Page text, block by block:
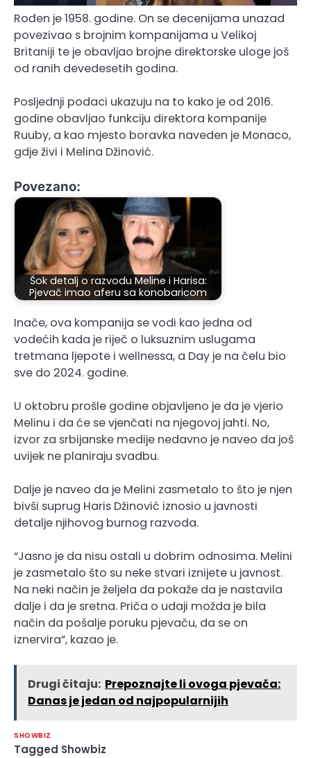
Rođen je 1958. godine. On se decenijama unazad
povezivao s brojnim kompanijama u Velikoj
Britaniji te je obavljao brojne direktorske uloge još
od ranih devedesetih godina.
Posljednji podaci ukazuju na to kako je od 2016.
godine obavljao funkciju direktora kompanije
Ruuby, a kao mjesto boravka naveden je Monaco,
gdje živi i Melina Džinović.
Povezano:
Šok detalj o razvodu Meline i Harisa:
Pjevač imao aferu sa konobaricom
Inače, ova kompanija se vodi kao jedna od
vodećih kada je riječ o luksuznim uslugama
tretmana ljepote i wellnessa, a Day je na čelu bio
sve do 2024. godine.
U oktobru prošle godine objavljeno je da je vjerio
Melinu i da će se vjenčati na njegovoj jahti. No,
izvor za srbijanske medije nedavno je naveo da još
uvijek ne planiraju svadbu.
Dalje je naveo da je Melini zasmetalo to što je njen
bivši suprug Haris Džinović iznosio u javnosti
detalje njihovog burnog razvoda.
“Jasno je da nisu ostali u dobrim odnosima. Melini
je zasmetalo što su neke stvari iznijete u javnost.
Na neki način je željela da pokaže da je nastavila
dalje i da je sretna. Priča o udaji možda je bila
način da pošalje poruku pjevaču, da se on
iznervira”, kazao je.
Drugi čitaju: Prepoznajte li ovoga pjevača:
Danas je jedan od najpopularnijih
SHOWBIZ
Tagged Showbiz